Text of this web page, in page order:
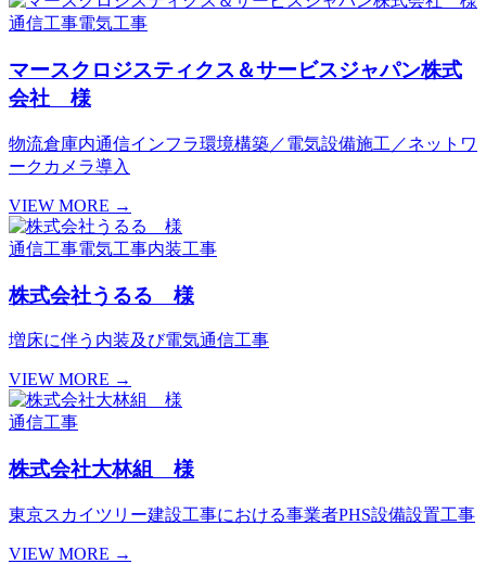
通信工事電気工事
マースクロジスティクス＆サービスジャパン株式
会社 様
物流倉庫内通信インフラ環境構築／電気設備施工／ネットワ
ークカメラ導入
VIEW MORE →
通信工事電気工事内装工事
株式会社うるる 様
増床に伴う内装及び電気通信工事
VIEW MORE →
通信工事
株式会社大林組 様
東京スカイツリー建設工事における事業者PHS設備設置工事
VIEW MORE →